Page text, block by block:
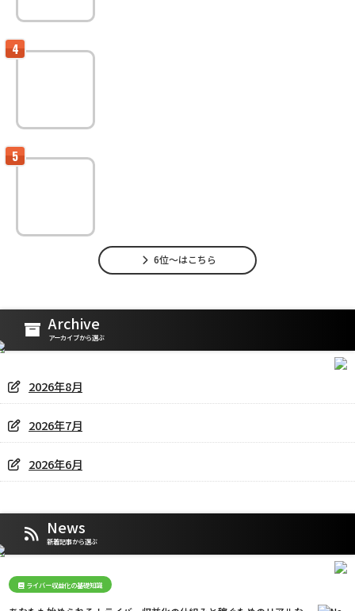
6位～はこちら
Archive
アーカイブから選ぶ
2026年8月
2026年7月
2026年6月
News
新着記事から選ぶ
ライバー収益化の基礎知識